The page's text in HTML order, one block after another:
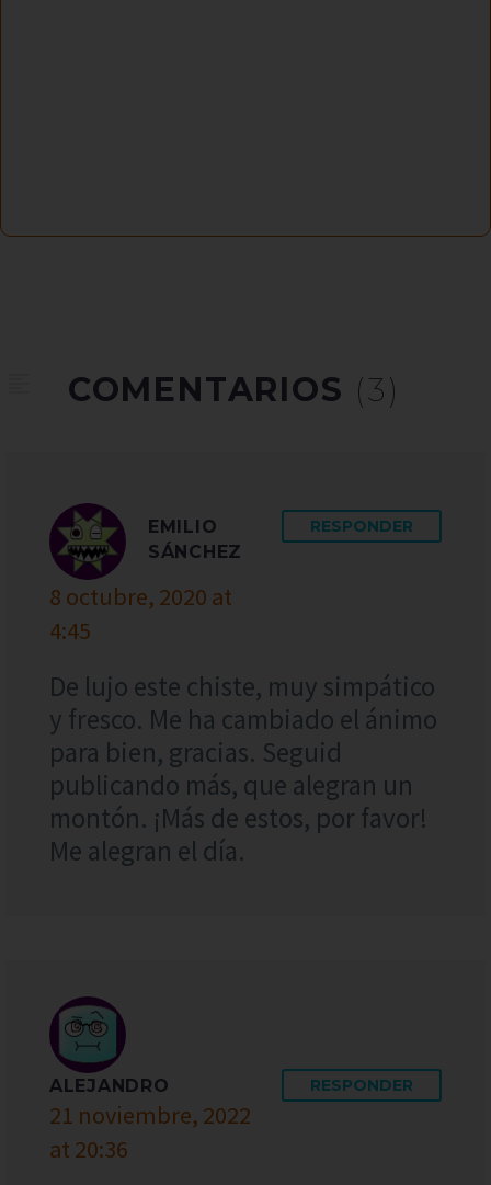
COMENTARIOS (3)
EMILIO
SÁNCHEZ
8 octubre, 2020 at
4:45
RESPONDER
De lujo este chiste, muy simpático
y fresco. Me ha cambiado el ánimo
para bien, gracias. Seguid
publicando más, que alegran un
montón. ¡Más de estos, por favor!
Me alegran el día.
ALEJANDRO
21 noviembre, 2022
at 20:36
RESPONDER